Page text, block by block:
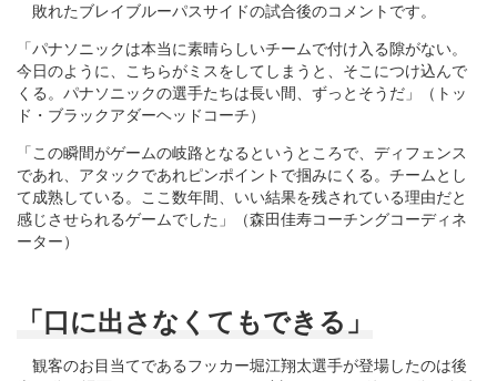
敗れたブレイブルーパスサイドの試合後のコメントです。
「パナソニックは本当に素晴らしいチームで付け入る隙がない。
今日のように、こちらがミスをしてしまうと、そこにつけ込んで
くる。パナソニックの選手たちは長い間、ずっとそうだ」（トッ
ド・ブラックアダーヘッドコーチ）
「この瞬間がゲームの岐路となるというところで、ディフェンス
であれ、アタックであれピンポイントで掴みにくる。チームとし
て成熟している。ここ数年間、いい結果を残されている理由だと
感じさせられるゲームでした」（森田佳寿コーチングコーディネ
ーター）
「口に出さなくてもできる」
観客のお目当てであるフッカー堀江翔太選手が登場したのは後